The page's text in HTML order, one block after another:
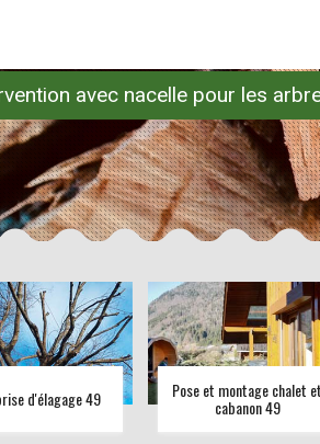
avec nacelle pour les
d'élagage 49 Pose et montage chalet et
cabanon 49